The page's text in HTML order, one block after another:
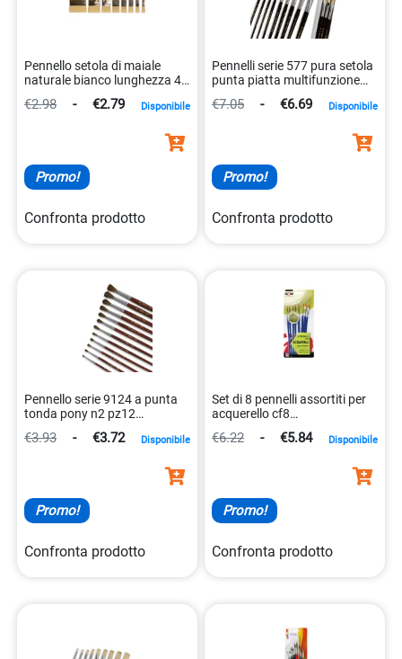
Pennello setola di maiale
naturale bianco lunghezza 40
€2.98 - €2.79 Disponibile
Promo!
Confronta prodotto
Pennelli serie 577 pura setola
punta piatta multifunzione
€7.05 - €6.69 Disponibile
Promo!
Confronta prodotto
Pennello serie 9124 a punta
tonda pony n2 pz12
€3.93 - €3.72 Disponibile
Promo!
Confronta prodotto
Set di 8 pennelli assortiti per
acquerello cf8
€6.22 - €5.84 Disponibile
Promo!
Confronta prodotto